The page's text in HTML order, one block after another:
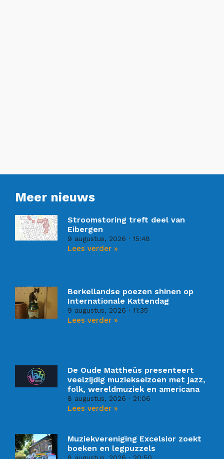
Meer nieuws
Stroomstoring treft deel van
Eibergen
9 augustus, 2026 15:48
Lees verder »
Berkellandse poezen shinen op
Internationale Kattendag
9 augustus, 2026 11:35
Lees verder »
De Oude Mattheüs presenteert
veelzijdig muziekseizoen met jazz,
folk, wereldmuziek en americana
8 augustus, 2026 21:06
Lees verder »
Muziekvereniging Excelsior zoekt
boeken en legpuzzels